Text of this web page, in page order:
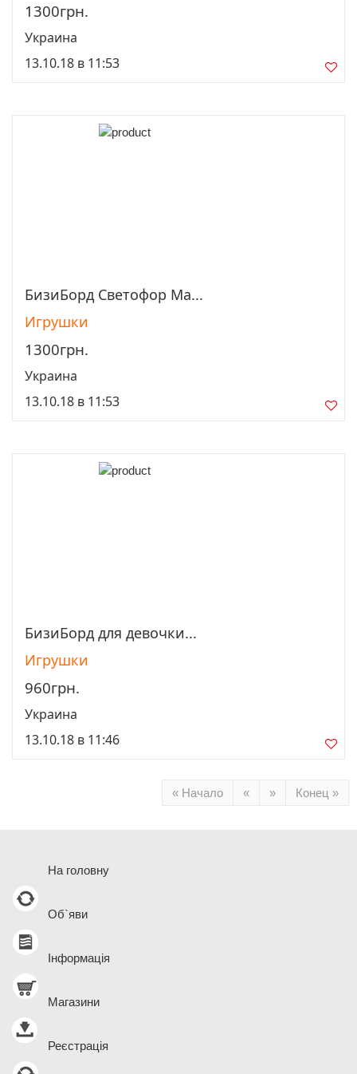
1300грн.
Украина
13.10.18 в 11:53
Просмотреть
БизиБорд Светофор Ма...
Игрушки
1300грн.
Украина
13.10.18 в 11:53
Просмотреть
БизиБорд для девочки...
Игрушки
960грн.
Украина
13.10.18 в 11:46
« Начало « » Конец »
На головну
Об`яви
Інформація
Магазини
Реєстрація